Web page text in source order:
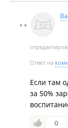
Ответ на
Если там
за 50%
0